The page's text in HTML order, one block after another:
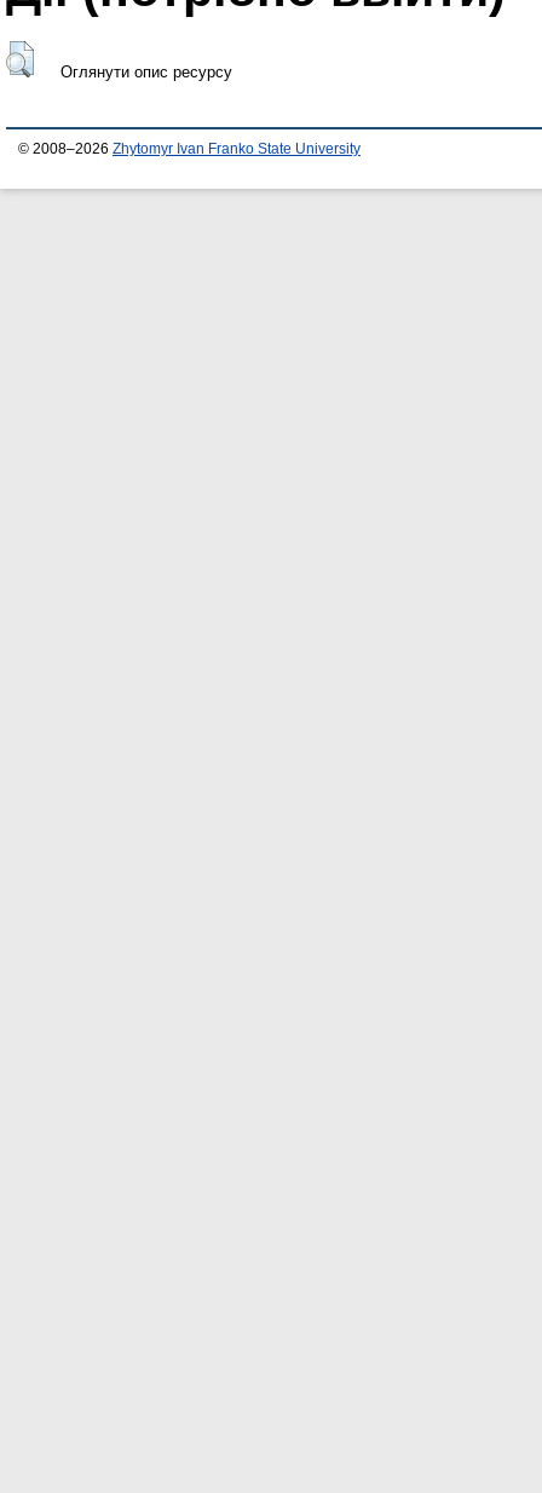
Оглянути опис ресурсу
© 2008–2026 Zhytomyr Ivan Franko State University